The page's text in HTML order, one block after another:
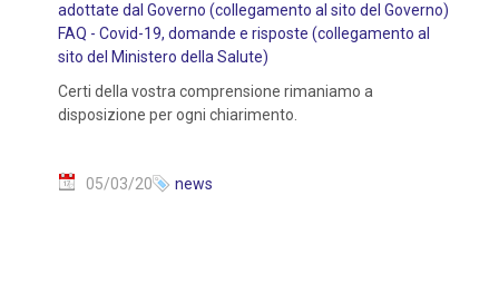
adottate dal Governo (collegamento al sito del Governo)
FAQ - Covid-19, domande e risposte (collegamento al
sito del Ministero della Salute)
Certi della vostra comprensione rimaniamo a
disposizione per ogni chiarimento.
05/03/20 news